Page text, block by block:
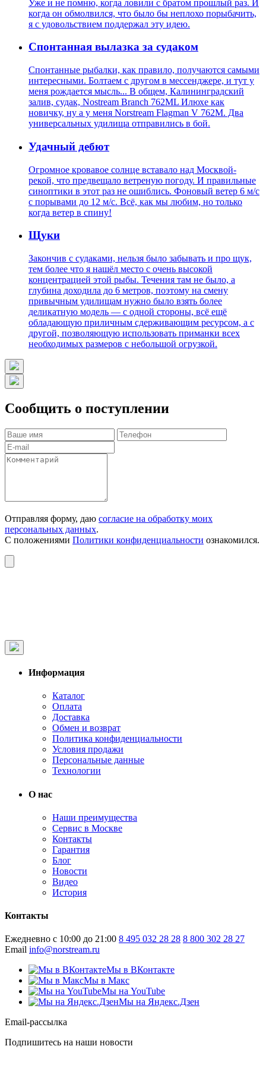
Уже и не помню, когда ловили с братом прошлый раз. И
когда он обмолвился, что было бы неплохо порыбачить,
я с удовольствием поддержал эту идею.
Спонтанная вылазка за судаком
Спонтанные рыбалки, как правило, получаются самыми
интересными. Болтаем с другом в месcенджере, и тут у
меня рождается мысль... В общем, Калининградский
залив, судак, Nostream Branch 762ML Илюхе как
новичку, ну а у меня Norstream Flagman V 762M. Два
универсальных удилища отправились в бой.
Удачный дебют
Огромное кровавое солнце вставало над Москвой-
рекой, что предвещало ветреную погоду. И правильные
синоптики в этот раз не ошиблись. Фоновый ветер 6 м/с
с порывами до 12 м/с. Всё, как мы любим, но только
когда ветер в спину!
Щуки
Закончив с судаками, нельзя было забывать и про щук,
тем более что я нашёл место с очень высокой
концентрацией этой рыбы. Течения там не было, а
глубина доходила до 6 метров, поэтому на смену
привычным удилищам нужно было взять более
деликатную модель — с одной стороны, всё ещё
обладающую приличным сдерживающим ресурсом, а с
другой, позволяющую использовать приманки всех
необходимых размеров с небольшой огрузкой.
Сообщить о поступлении
Отправляя форму, даю согласие на обработку моих
персональных данных.
С положениями Политики конфиденциальности ознакомился.
Информация
Каталог
Оплата
Доставка
Обмен и возврат
Политика конфиденциальности
Условия продажи
Персональные данные
Технологии
О нас
Наши преимущества
Сервис в Москве
Контакты
Гарантия
Блог
Новости
Видео
История
Контакты
Ежедневно с 10:00 до 21:00 8 495 032 28 28 8 800 302 28 27
Email info@norstream.ru
Мы в ВКонтакте
Мы в Макс
Мы на YouTube
Мы на Яндекс.Дзен
Email-рассылка
Подпишитесь на наши новости